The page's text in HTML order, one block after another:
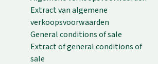
Extract van algemene
verkoopsvoorwaarden
General conditions of sale
Extract of general conditions of
sale